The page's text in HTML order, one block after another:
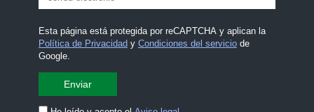
Esta página está protegida por reCAPTCHA y aplican la
Política de Privacidad y Condiciones del serviciode
Google.